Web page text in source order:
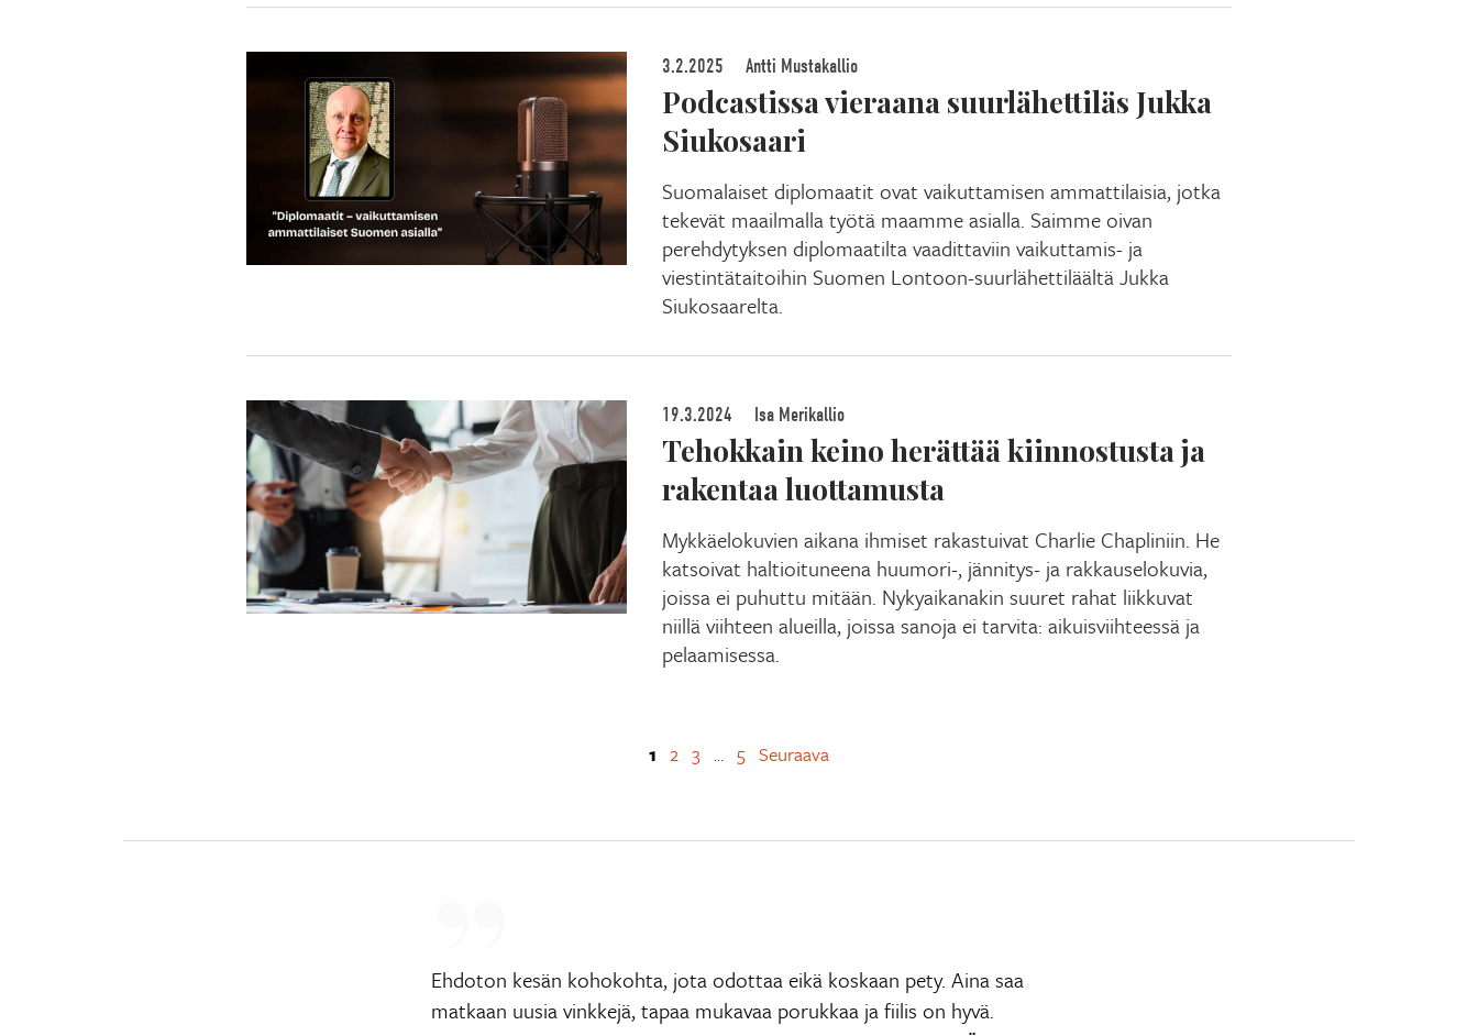
3.2.2025 Antti Mustakallio
Podcastissa vieraana suurlähettiläs Jukka
Siukosaari
Suomalaiset diplomaatit ovat vaikuttamisen ammattilaisia, jotka
tekevät maailmalla työtä maamme asialla. Saimme oivan
perehdytyksen diplomaatilta vaadittaviin vaikuttamis- ja
viestintätaitoihin Suomen Lontoon-suurlähettiläältä Jukka
Siukosaarelta.
19.3.2024 Isa Merikallio
Tehokkain keino herättää kiinnostusta ja
rakentaa luottamusta
Mykkäelokuvien aikana ihmiset rakastuivat Charlie Chapliniin. He
katsoivat haltioituneena huumori-, jännitys- ja rakkauselokuvia,
joissa ei puhuttu mitään. Nykyaikanakin suuret rahat liikkuvat
niillä viihteen alueilla, joissa sanoja ei tarvita: aikuisviihteessä ja
pelaamisessa.
1 2 3 … 5 Seuraava
Ehdoton kesän kohokohta, jota odottaa eikä koskaan pety. Aina saa
matkaan uusia vinkkejä, tapaa mukavaa porukkaa ja fiilis on hyvä.